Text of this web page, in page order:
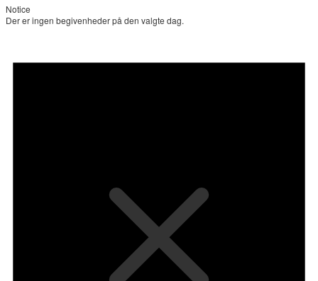
Notice
Der er ingen begivenheder på den valgte dag.